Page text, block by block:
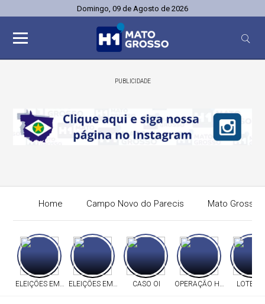
Domingo, 09 de Agosto de 2026
PUBLICIDADE
Home Campo Novo do Parecis Mato Grosso
ELEIÇÕES EM MTELEIÇÕES EM MT CASO OI OPERAÇÃO HERITAGE